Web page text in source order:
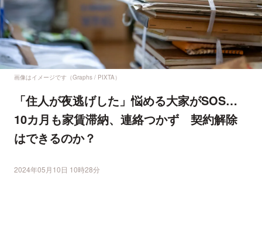
画像はイメージです（Graphs / PIXTA）
「住人が夜逃げした」悩める大家がSOS…
10カ月も家賃滞納、連絡つかず 契約解除
はできるのか？
2024年05月10日 10時28分